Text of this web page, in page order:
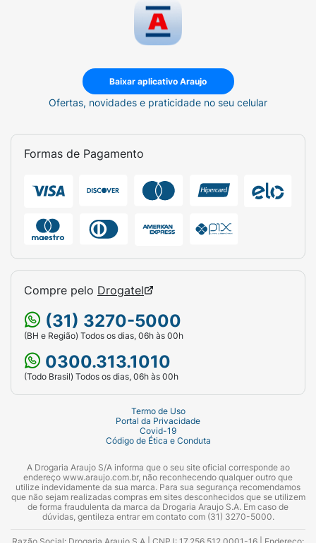
Baixar aplicativo Araujo
Ofertas, novidades e praticidade no seu celular
Formas de Pagamento
Compre pelo Drogatel
(31) 3270-5000
(BH e Região) Todos os dias, 06h às 00h
0300.313.1010
(Todo Brasil) Todos os dias, 06h às 00h
Termo de Uso
Portal da Privacidade
Covid-19
Código de Ética e Conduta
A Drogaria Araujo S/A informa que o seu site oficial corresponde ao
endereço www.araujo.com.br, não reconhecendo qualquer outro que
utilize indevidamente da sua marca. Para sua segurança recomendamos
que não sejam realizadas compras em sites desconhecidos que se utilizem
de forma fraudulenta da marca da Drogaria Araujo S.A. Em caso de
dúvidas, gentileza entrar em contato com (31) 3270-5000.